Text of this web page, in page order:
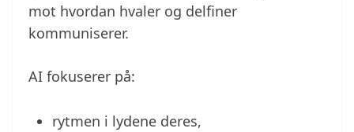
mot hvordan hvaler og delfiner
kommuniserer.
AI fokuserer på:
rytmen i lydene deres,